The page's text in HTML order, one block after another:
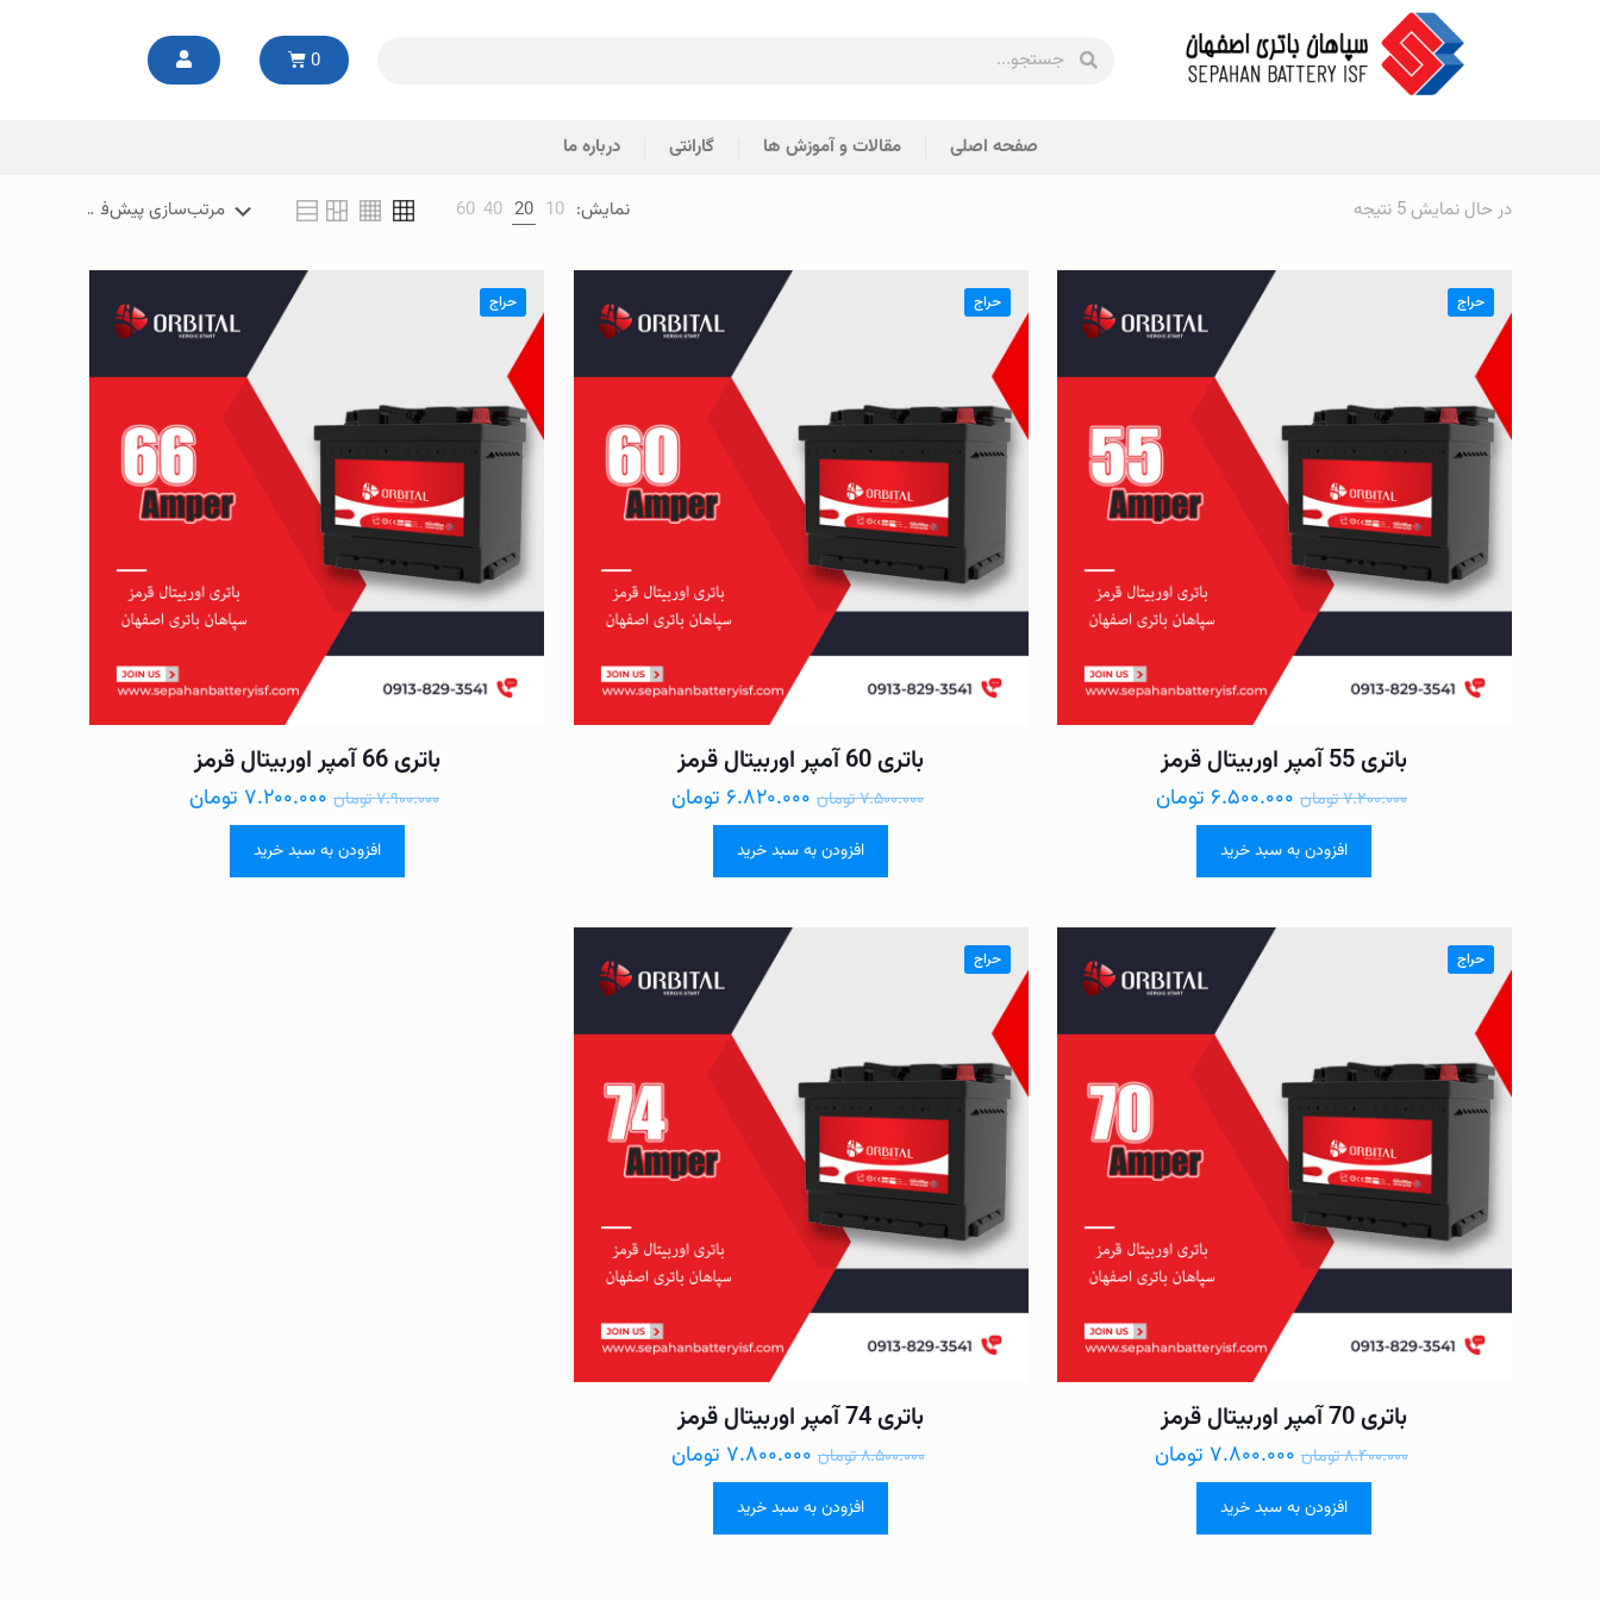
0
صفحه اصلی مقالات و آموزش ها گارانتی درباره ما
در حال نمایش 5 نتیجه نمایش: 10
20
40
60
حراج
باتری 55 آمپر اوربیتال قرمز
۷.۲۰۰.۰۰۰تومان ۶.۵۰۰.۰۰۰ تومان
افزودن به سبد خرید
حراج
باتری 60 آمپر اوربیتال قرمز
۷.۵۰۰.۰۰۰تومان ۶.۸۲۰.۰۰۰ تومان
افزودن به سبد خرید
حراج
باتری 66 آمپر اوربیتال قرمز
۷.۹۰۰.۰۰۰تومان ۷.۲۰۰.۰۰۰ تومان
افزودن به سبد خرید
حراج
باتری 70 آمپر اوربیتال قرمز
۸.۴۰۰.۰۰۰تومان ۷.۸۰۰.۰۰۰ تومان
افزودن به سبد خرید
حراج
باتری 74 آمپر اوربیتال قرمز
۸.۵۰۰.۰۰۰تومان ۷.۸۰۰.۰۰۰ تومان
افزودن به سبد خرید